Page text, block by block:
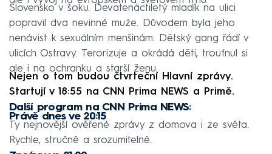
Slovensko v šoku. Devatenáctiletý mladík na ulici
popravil dva nevinné muže. Důvodem byla jeho
nenávist k sexuálním menšinám. Dětský gang řádí v
ulicích Ostravy. Terorizuje a okrádá děti, troufnul si
ale i na ochranku a starší ženu.
Nejen o tom budou čtvrteční Hlavní zprávy.
Startují v 18:55 na CNN Prima NEWS a Primě.
Další program na CNN Prima NEWS:
Právě dnes ve 20:15
Ty nejnovější ověřené zprávy z domova i ze světa.
Rychle, stručně a srozumitelně.